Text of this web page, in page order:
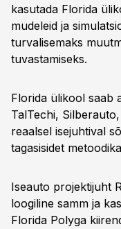
kasutada Florida
mudeleid ja
turvalisemaks
tuvastamiseks.
Florida ülikool saab
TalTechi,
reaalsel isejuhtival
tagasisidet
Iseauto projektijuht
loogiline samm ja
Florida Polyga